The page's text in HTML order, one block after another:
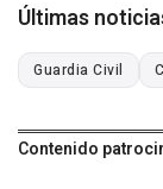
Últimas
Guardia Civil
Contenido